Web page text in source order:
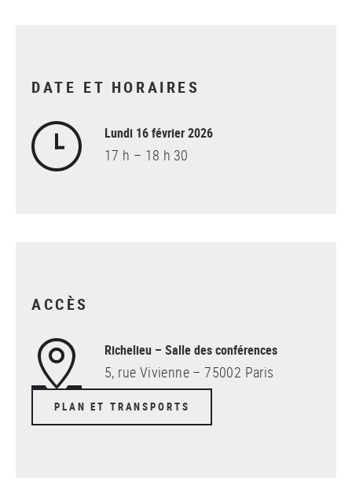
DATE ET HORAIRES
Lundi 16 février 2026
17 h – 18 h 30
ACCÈS
Richelieu – Salle des conférences
5, rue Vivienne – 75002 Paris
PLAN ET TRANSPORTS